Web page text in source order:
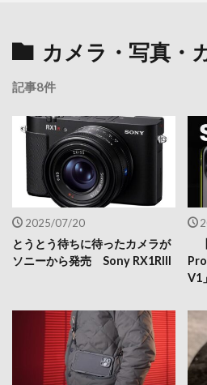
カメラ・写真・
記事8件
2025/07/20
とうとう待ちに待ったカメラが
ソニーから発売 Sony RX1RIII
V1」